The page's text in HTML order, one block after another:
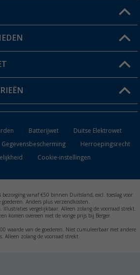
Batterijwet
Duitse Elektrowet
Gegevensbescherming
Herroepingsrecht
Cookie-instellingen
vanaf €50 binnen Duitsland, excl. toeslag voor
Anders plus verzendkosten.
Illustraties vergelijkbaar. Alleen zolang de voorraad strekt.
komen overeen met de vorige prijs bij Berger.
waarde van de goederen. Niet cumuleerbaar met andere
Alleen zolang de voorraad strekt.